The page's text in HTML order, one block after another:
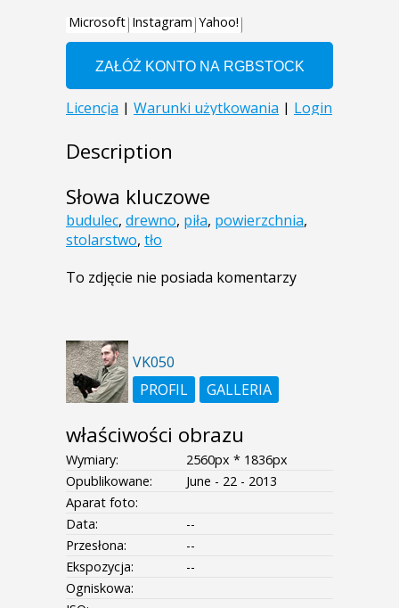
Description
Słowa kluczowe
budulec, drewno, piła, powierzchnia,
stolarstwo, tło
To zdjęcie nie posiada komentarzy
VK050
PROFIL
GALLERIA
właściwości obrazu
Wymiary:
2560px * 1836px
Opublikowane:
June - 22 - 2013
Aparat foto:
Data:
--
Przesłona:
--
Ekspozycja:
--
Ogniskowa: